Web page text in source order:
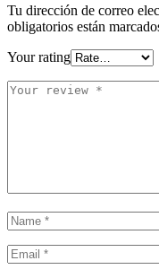
Tu dirección de correo
obligatorios están
Your rating